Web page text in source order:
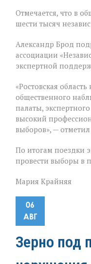
Отмечается, что в
шести тысяч
Александр Брод
ассоциации
экспертной
«Ростовская
общественного
палаты,
высокий
выборов», —
По итогам поездки
провести выборы в
Мария Крайняя
06
АВГ
Зерно под